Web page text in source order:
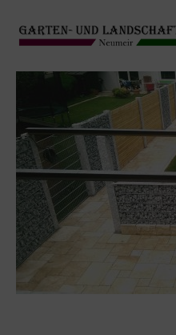
UND
LANDSCHAFTSBAU
NEUMEIR